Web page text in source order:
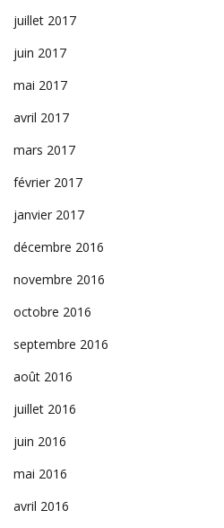
juillet 2017
juin 2017
mai 2017
avril 2017
mars 2017
février 2017
janvier 2017
décembre 2016
novembre 2016
octobre 2016
septembre 2016
août 2016
juillet 2016
juin 2016
mai 2016
avril 2016